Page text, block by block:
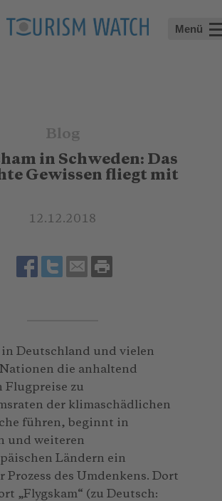
Menü
Blog
in Schweden: Das
Gewissen fliegt mit
12.12.2018
in Deutschland und vielen
die anhaltend
Flugpreise zu
der klimaschädlichen
führen, beginnt in
und weiteren
Ländern ein
Prozess des Umdenkens. Dort
„Flygskam“ (zu Deutsch: